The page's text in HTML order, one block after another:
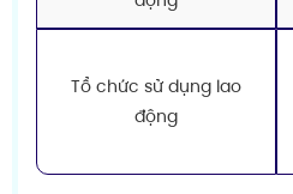
Tổ chức sử dụng lao
động